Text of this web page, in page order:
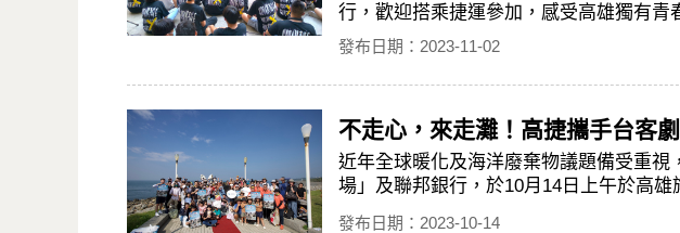
行，歡迎搭乘捷運參加，感受高雄獨有青
發布日期：2023-11-02
不走心，來走灘！高捷攜手台客
近年全球暖化及海洋廢棄物議題備受重視
場」及聯邦銀行，於10月14日上午於高
發布日期：2023-10-14